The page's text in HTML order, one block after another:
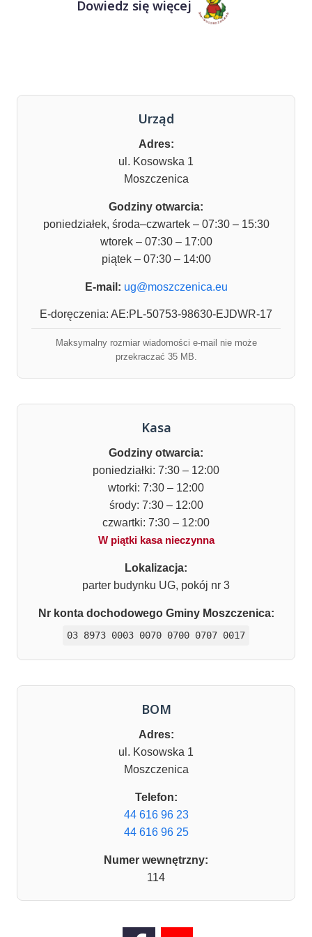
Dowiedz się więcej
Urząd
Adres:
ul. Kosowska 1
Moszczenica
Godziny otwarcia:
poniedziałek, środa–czwartek – 07:30 – 15:30
wtorek – 07:30 – 17:00
piątek – 07:30 – 14:00
E-mail: ug@moszczenica.eu
E-doręczenia: AE:PL-50753-98630-EJDWR-17
Maksymalny rozmiar wiadomości e-mail nie może
przekraczać 35 MB.
Kasa
Godziny otwarcia:
poniedziałki: 7:30 – 12:00
wtorki: 7:30 – 12:00
środy: 7:30 – 12:00
czwartki: 7:30 – 12:00
W piątki kasa nieczynna
Lokalizacja:
parter budynku UG, pokój nr 3
Nr konta dochodowego Gminy Moszczenica:
03 8973 0003 0070 0700 0707 0017
BOM
Adres:
ul. Kosowska 1
Moszczenica
Telefon:
44 616 96 23
44 616 96 25
Numer wewnętrzny:
114